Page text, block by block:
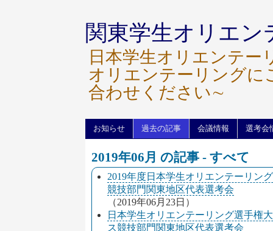
関東学生オリエン
日本学生オリエンテ
オリエンテーリングに
合わせください∼
お知らせ 過去の記事 会議情報 選考会
2019年06月 の記事 - すべて
2019年度日本学生オリエンテーリン
競技部門関東地区代表選考会
（2019年06月23日）
日本学生オリエンテーリング選手権
ス競技部門関東地区代表選考会